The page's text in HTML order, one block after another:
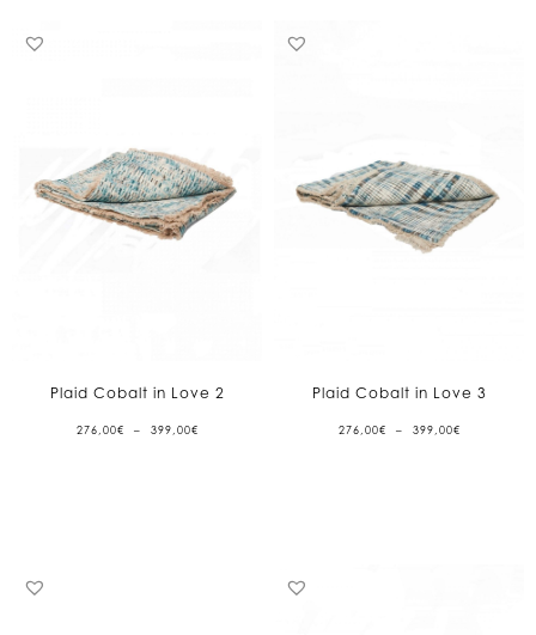
Plaid Cobalt in Love 2
276,00€ – 399,00€PLAGE
DE
Plaid Cobalt in Love 3
276,00€ – 399,00€PLAGE
DE